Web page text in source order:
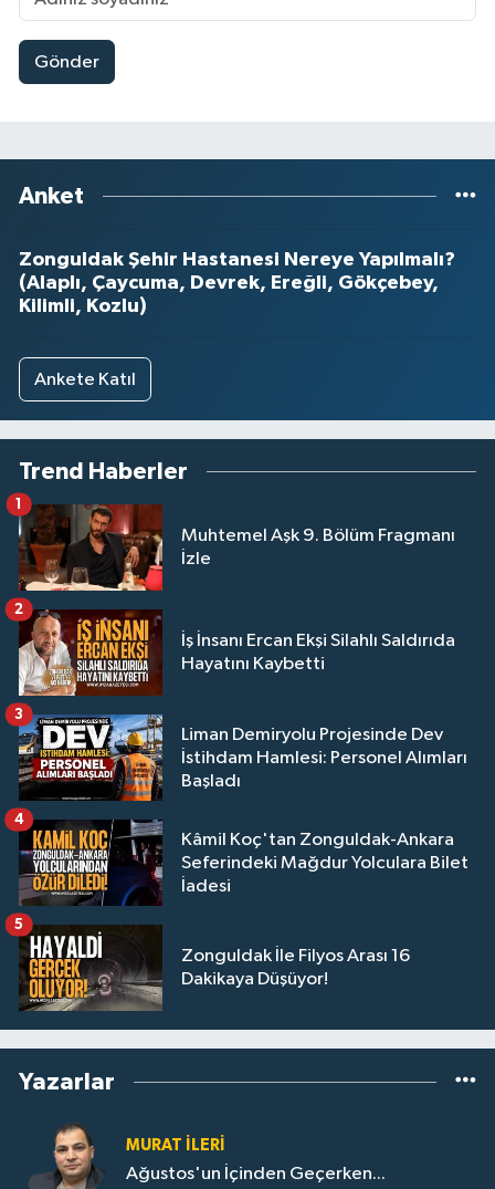
Gönder
Anket
Zonguldak Şehir Hastanesi Nereye Yapılmalı?
(Alaplı, Çaycuma, Devrek, Ereğli, Gökçebey,
Kilimli, Kozlu)
Ankete Katıl
Trend Haberler
Muhtemel Aşk 9. Bölüm Fragmanı
İzle
1
İş İnsanı Ercan Ekşi Silahlı Saldırıda
Hayatını Kaybetti
2
Liman Demiryolu Projesinde Dev
İstihdam Hamlesi: Personel Alımları
Başladı
3
Kâmil Koç'tan Zonguldak-Ankara
Seferindeki Mağdur Yolculara Bilet
İadesi
4
Zonguldak İle Filyos Arası 16
Dakikaya Düşüyor!
5
Yazarlar
MURAT İLERI
Ağustos'un İçinden Geçerken...